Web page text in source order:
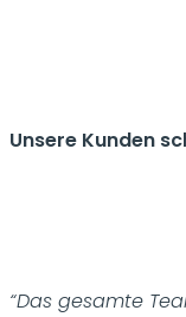
Unsere Kunden
“Das gesamte